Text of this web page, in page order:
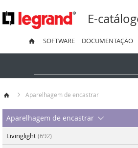
E-
SOFTWARE DOCUMENTAÇÃO
Aparelhagem de encastrar
Aparelhagem de encastrar
Livinglight(692)